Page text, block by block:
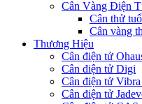
Cân Vàng Điện
Cân thử
Cân vàng
Thương Hiệu
Cân điện tử
Cân điện tử Digi
Cân điện tử
Cân điện tử